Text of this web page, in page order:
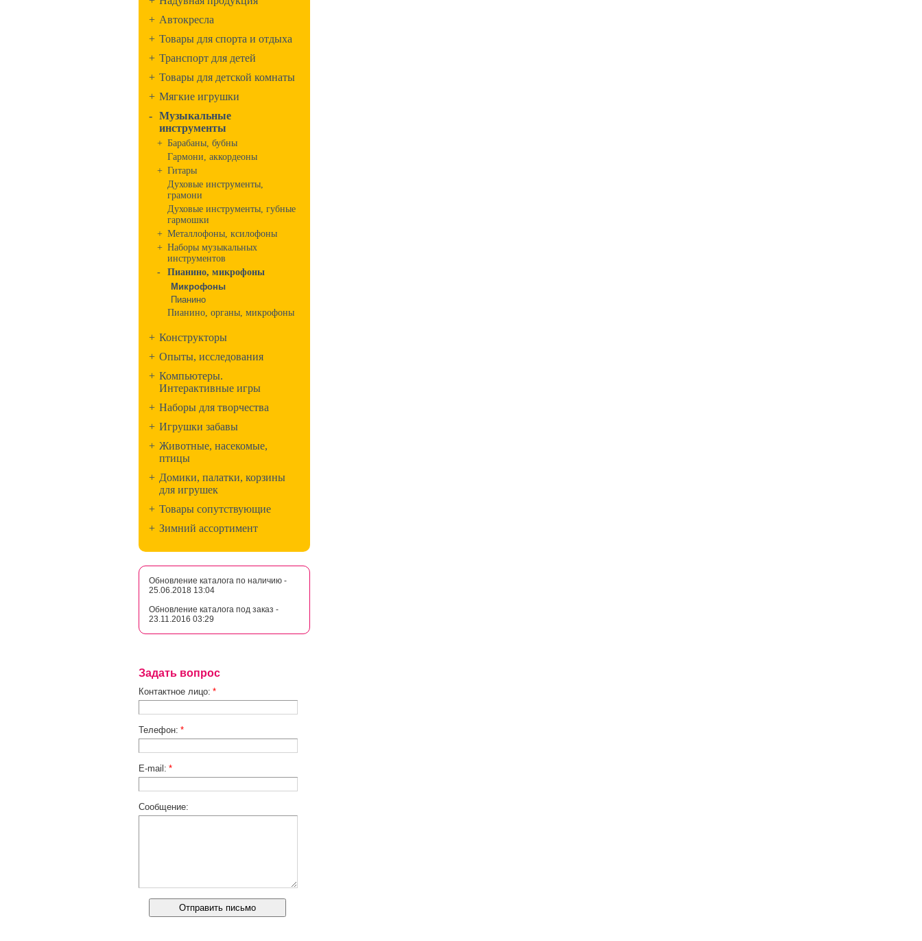
+ Автокресла
+ Товары для спорта и отдыха
+ Транспорт для детей
+ Товары для детской комнаты
+ Мягкие игрушки
- Музыкальные
инструменты
+ Барабаны, бубны
Гармони, аккордеоны
+ Гитары
Духовые инструменты,
грамони
Духовые инструменты, губные
гармошки
+ Металлофоны, ксилофоны
+ Наборы музыкальных
инструментов
-
Пианино, микрофоны
Микрофоны
Пианино
Пианино, органы, микрофоны
+ Конструкторы
+ Опыты, исследования
+ Компьютеры.
Интерактивные игры
+ Наборы для творчества
+ Игрушки забавы
+ Животные, насекомые,
птицы
+ Домики, палатки, корзины
для игрушек
+ Товары сопутствующие
+ Зимний ассортимент
Обновление каталога по наличию -
25.06.2018 13:04
Обновление каталога под заказ -
23.11.2016 03:29
Задать вопрос
Контактное лицо: *
Телефон: *
E-mail: *
Сообщение: